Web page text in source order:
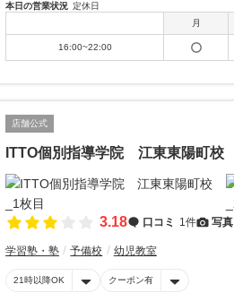
本日の営業状況 定休日
月
16:00~22:00
店舗公式
ITTO個別指導学院 江東東陽町校
3.18 口コミ 1件 写真
学習塾・塾 予備校 幼児教室
21時以降OK クーポン有